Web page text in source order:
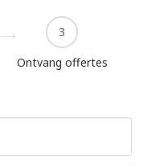
3
Ontvang offertes